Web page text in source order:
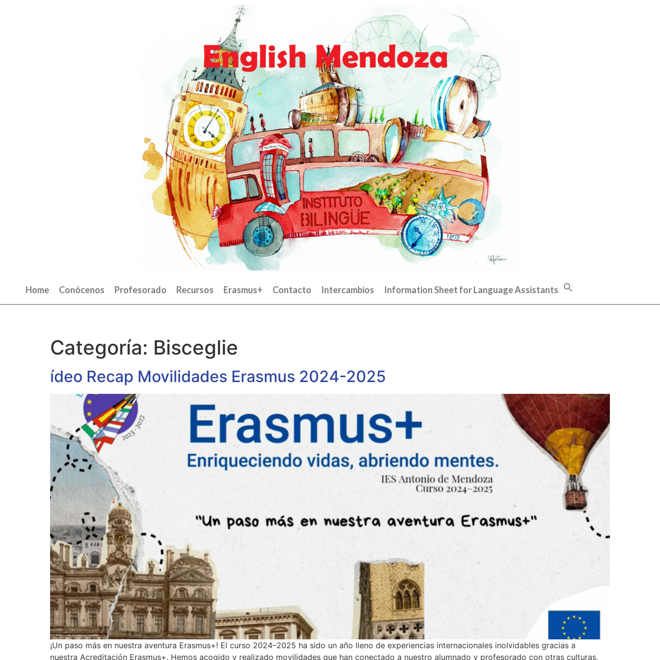
Home Conócenos Profesorado Recursos Erasmus+ Contacto Intercambios Information Sheet for Language Assistants
Categoría: Bisceglie
ídeo Recap Movilidades Erasmus 2024-2025
¡Un paso más en nuestra aventura Erasmus+! El curso 2024–2025 ha sido un año lleno de experiencias internacionales inolvidables gracias a
nuestra Acreditación Erasmus+. Hemos acogido y realizado movilidades que han conectado a nuestro alumnado y profesorado con otras culturas,